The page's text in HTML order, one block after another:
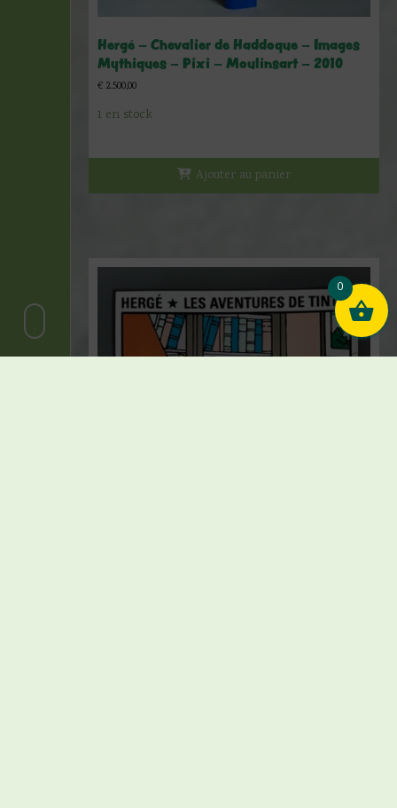
Hergé – Chevalier de Haddoque – Images
Mythiques – Pixi – Moulinsart – 2010
€ 2.500,00
1 en stock
Ajouter au panier
0